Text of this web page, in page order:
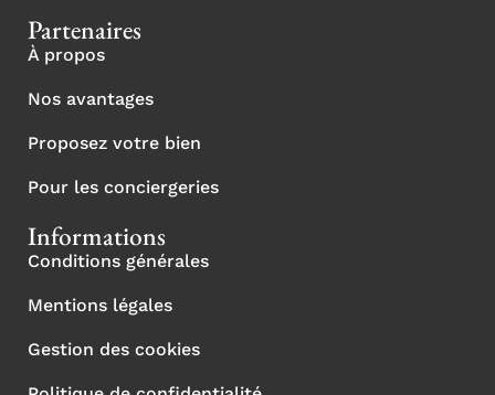
Partenaires
À propos
Nos avantages
Proposez votre bien
Pour les conciergeries
Informations
Conditions générales
Mentions légales
Gestion des cookies